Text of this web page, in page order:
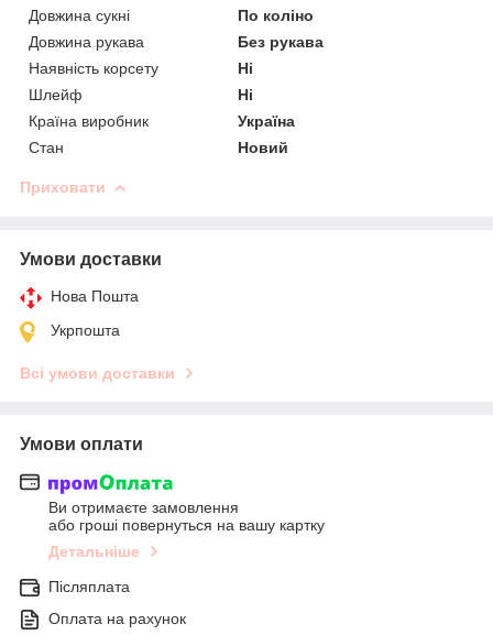
Довжина сукні
По коліно
Довжина рукава
Без рукава
Наявність корсету
Ні
Шлейф
Ні
Країна виробник
Україна
Стан
Новий
Приховати
Умови доставки
Нова Пошта
Укрпошта
Всі умови доставки
Умови оплати
Ви отримаєте замовлення
або гроші повернуться на вашу картку
Детальніше
Післяплата
Оплата на рахунок